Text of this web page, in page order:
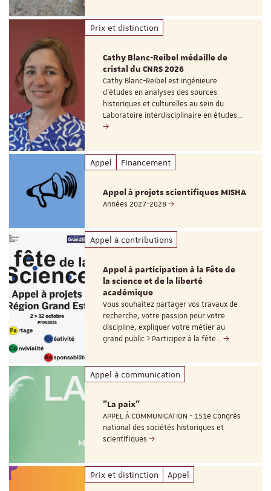
Prix et distinction
Cathy Blanc-Reibel médaille de
cristal du CNRS 2026
Cathy Blanc-Reibel est ingénieure
d’études en analyses des sources
historiques et culturelles au sein du
Laboratoire interdisciplinaire en études…
Appel Financement
Appel à projets scientifiques MISHA
Années 2027-2028
Appel à contributions
Appel à participation à la Fête de
la science et de la liberté
académique
Vous souhaitez partager vos travaux de
recherche, votre passion pour votre
discipline, expliquer votre métier au
grand public ? Participez à la fête…
Appel à communication
"La paix"
APPEL À COMMUNICATION - 151e Congrès
national des sociétés historiques et
scientifiques
Prix et distinction Appel